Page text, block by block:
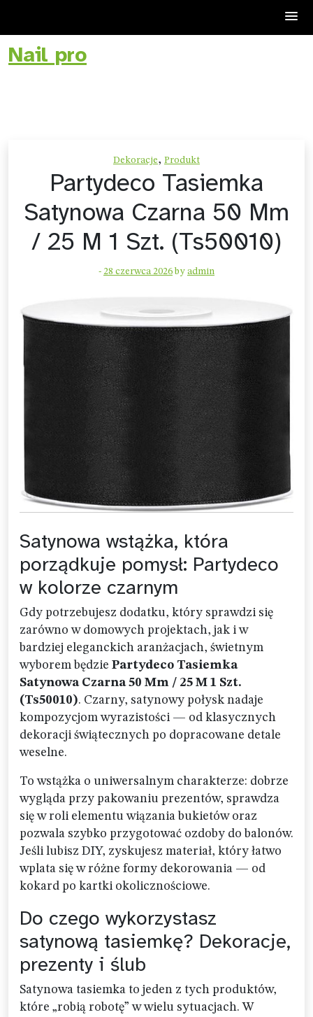
Skip
toNail pro
Dekoracje, Produkt
Partydeco Tasiemka
Satynowa Czarna 50 Mm
/ 25 M 1 Szt. (Ts50010)
- 28 czerwca 2026 by admin
Satynowa wstążka, która
porządkuje pomysł: Partydeco
w kolorze czarnym
Gdy potrzebujesz dodatku, który sprawdzi się
zarówno w domowych projektach, jak i w
bardziej eleganckich aranżacjach, świetnym
wyborem będzie Partydeco Tasiemka
Satynowa Czarna 50 Mm / 25 M 1 Szt.
(Ts50010). Czarny, satynowy połysk nadaje
kompozycjom wyrazistości — od klasycznych
dekoracji świątecznych po dopracowane detale
weselne.
To wstążka o uniwersalnym charakterze: dobrze
wygląda przy pakowaniu prezentów, sprawdza
się w roli elementu wiązania bukietów oraz
pozwala szybko przygotować ozdoby do balonów.
Jeśli lubisz DIY, zyskujesz materiał, który łatwo
wplata się w różne formy dekorowania — od
kokard po kartki okolicznościowe.
Do czego wykorzystasz
satynową tasiemkę? Dekoracje,
prezenty i ślub
Satynowa tasiemka to jeden z tych produktów,
które „robią robotę” w wielu sytuacjach. W